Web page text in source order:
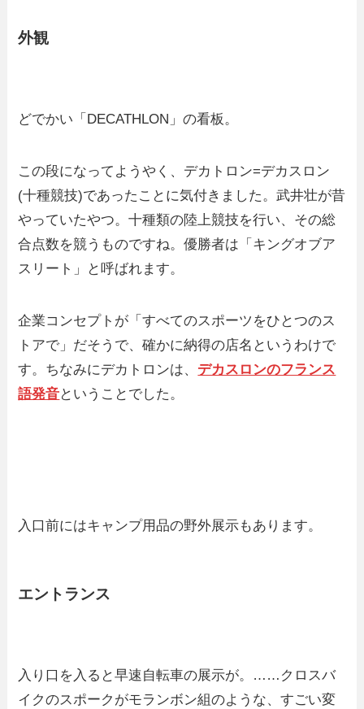
外観
どでかい「DECATHLON」の看板。
この段になってようやく、デカトロン=デカスロン
(十種競技)であったことに気付きました。武井壮が昔
やっていたやつ。十種類の陸上競技を行い、その総
合点数を競うものですね。優勝者は「キングオブア
スリート」と呼ばれます。
企業コンセプトが「すべてのスポーツをひとつのス
トアで」だそうで、確かに納得の店名というわけで
す。ちなみにデカトロンは、 デカスロンのフランス
語発音ということでした。
入口前にはキャンプ用品の野外展示もあります。
エントランス
入り口を入ると早速自転車の展示が。……クロスバ
イクのスポークがモランボン組のような、すごい変